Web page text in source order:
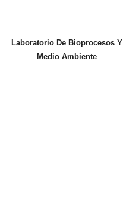
Laboratorio De Bioprocesos Y
Medio Ambiente